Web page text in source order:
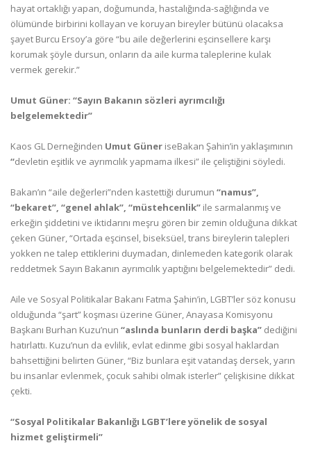
hayat ortaklığı yapan, doğumunda, hastalığında-sağlığında ve
ölümünde birbirini kollayan ve koruyan bireyler bütünü olacaksa
şayet Burcu Ersoy’a göre “bu aile değerlerini eşcinsellere karşı
korumak şöyle dursun, onların da aile kurma taleplerine kulak
vermek gerekir.”
Umut Güner: “Sayın Bakanın sözleri ayrımcılığı
belgelemektedir”
Kaos GL Derneğinden Umut Güner iseBakan Şahin’in yaklaşımının
“devletin eşitlik ve ayrımcılık yapmama ilkesi” ile çeliştiğini söyledi.
Bakan’ın “aile değerleri”nden kastettiği durumun “namus”,
“bekaret”, “genel ahlak”, “müstehcenlik” ile sarmalanmış ve
erkeğin şiddetini ve iktidarını meşru gören bir zemin olduğuna dikkat
çeken Güner, “Ortada eşcinsel, biseksüel, trans bireylerin talepleri
yokken ne talep ettiklerini duymadan, dinlemeden kategorik olarak
reddetmek Sayın Bakanın ayrımcılık yaptığını belgelemektedir” dedi.
Aile ve Sosyal Politikalar Bakanı Fatma Şahin’in, LGBT’ler söz konusu
olduğunda “şart” koşması üzerine Güner, Anayasa Komisyonu
Başkanı Burhan Kuzu’nun “aslında bunların derdi başka” dediğini
hatırlattı. Kuzu’nun da evlilik, evlat edinme gibi sosyal haklardan
bahsettiğini belirten Güner, “Biz bunlara eşit vatandaş dersek, yarın
bu insanlar evlenmek, çocuk sahibi olmak isterler” çelişkisine dikkat
çekti.
“Sosyal Politikalar Bakanlığı LGBT’lere yönelik de sosyal
hizmet geliştirmeli”